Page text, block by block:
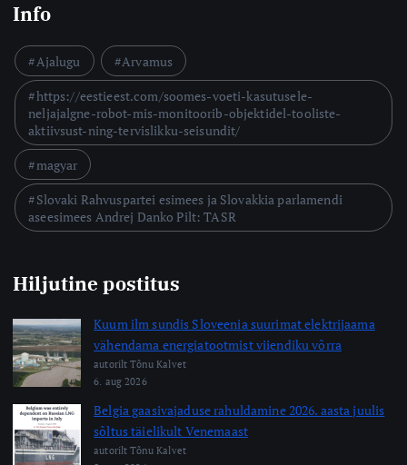
Info
Ajalugu
Arvamus
https://eestieest.com/soomes-voeti-kasutusele-
neljajalgne-robot-mis-monitoorib-objektidel-tooliste-
aktiivsust-ning-tervislikku-seisundit/
magyar
Slovaki Rahvuspartei esimees ja Slovakkia parlamendi
aseesimees Andrej Danko Pilt: TASR
Hiljutine postitus
Kuum ilm sundis Sloveenia suurimat elektrijaama
vähendama energiatootmist viiendiku võrra
autorilt Tõnu Kalvet
6. aug 2026
Belgia gaasivajaduse rahuldamine 2026. aasta juulis
sõltus täielikult Venemaast
autorilt Tõnu Kalvet